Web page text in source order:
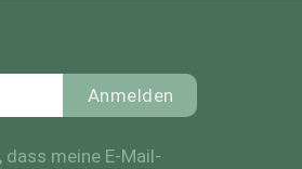
Anmelden
meine E-Mail-